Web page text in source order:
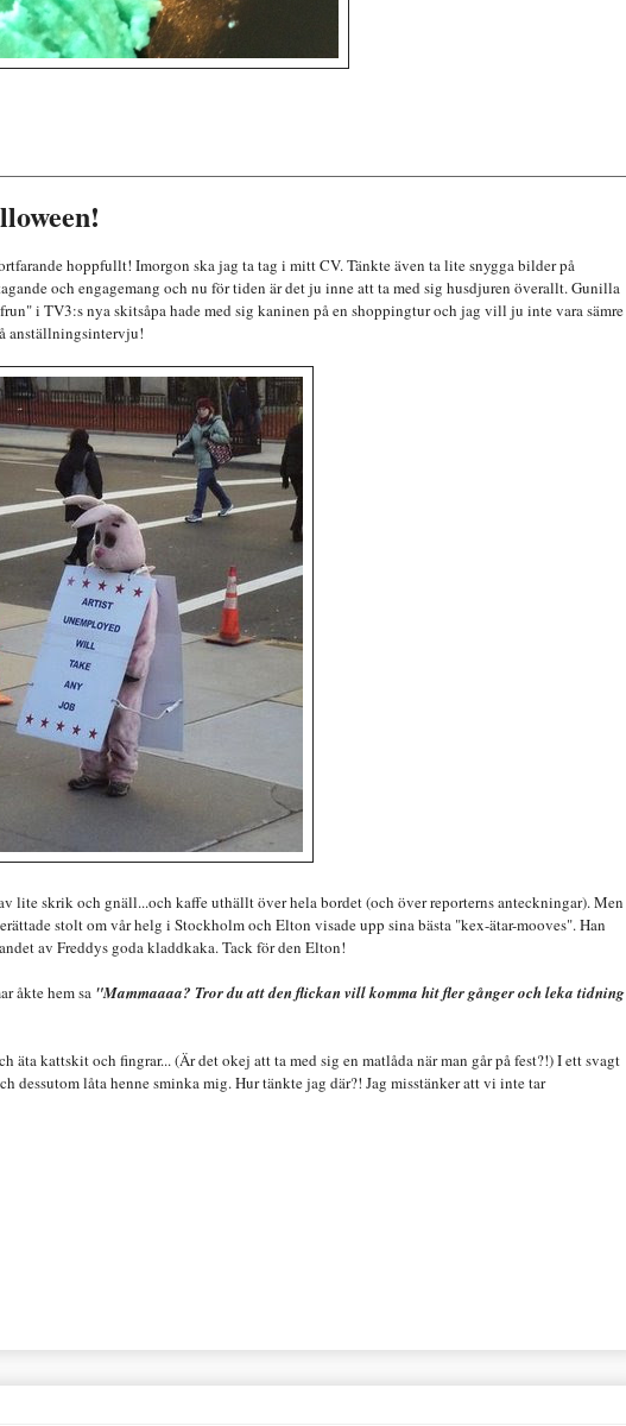
arande hoppfullt! Imorgon ska jag ta tag i mitt CV.Tänkte även ta lite snygga bilder på
och engagemang och nu för tiden är det ju inne att ta med sig husdjuren överallt. Gunilla
i TV3:s nya skitsåpa hade med sig kaninen på en shoppingtur och jag vill ju inte vara sämre
anställningsintervju!
lite skrikoch gnäll...och kaffe uthällt över hela bordet (och över reporterns anteckningar).Men
stolt om vår helg i Stockholm och Elton visade upp sina bästa "kex-ätar-mooves".Han
av Freddys goda kladdkaka. Tack för den Elton!
åkte hem sa "Mammaaaa? Tror du att den flickan vill komma hitfler gånger och leka tidning
äta kattskitoch fingrar...(Är det okej att ta med sig en matlåda när man går på fest?!)I ett svagt
dessutomlåta henne sminka mig. Hur tänkte jag där?! Jag misstänker att vi inte tar